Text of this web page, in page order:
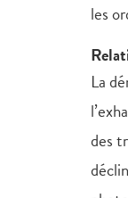
les
La
des